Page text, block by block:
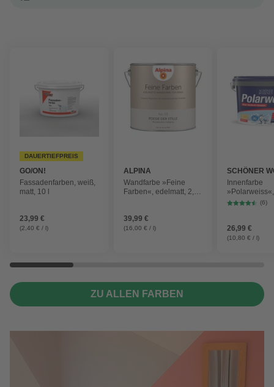
DAUERTIEFPREIS
GO/ON!
Fassadenfarben, weiß,
matt, 10 l
23,99 €
(2,40 € / l)
ALPINA
Wandfarbe »Feine
Farben«, edelmatt, 2,5 l
39,99 €
(16,00 € / l)
SCHÖNER
FARBE
Innenfarbe
weiß, matt(6)
26,99 €
(10,80 € / l)
ZU ALLEN FARBEN